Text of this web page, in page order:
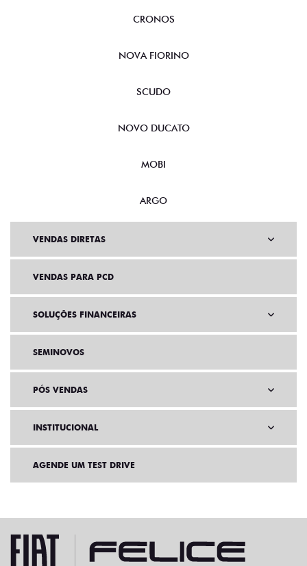
CRONOS
NOVA FIORINO
SCUDO
NOVO DUCATO
MOBI
ARGO
VENDAS DIRETAS
VENDAS PARA PCD
SOLUÇÕES FINANCEIRAS
SEMINOVOS
PÓS VENDAS
INSTITUCIONAL
AGENDE UM TEST DRIVE